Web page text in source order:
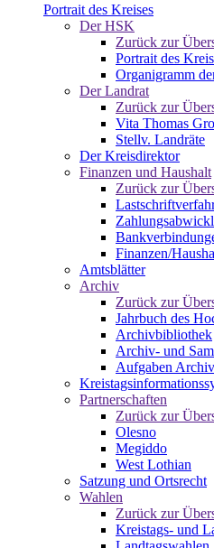
Portrait des Kreises
Der HSK
Zurück zur
Portrait des
Organigramm
Der Landrat
Zurück zur
Vita Thomas
Stellv. Landräte
Der Kreisdirektor
Finanzen und Haushalt
Zurück zur
Finanzen/
Amtsblätter
Archiv
Zurück zur
Jahrbuch des
Archivbibliothek
Archiv- und
Aufgaben Archiv
Partnerschaften
Zurück zur
Olesno
Megiddo
West Lothian
Satzung und Ortsrecht
Wahlen
Zurück zur
Kreistags- und